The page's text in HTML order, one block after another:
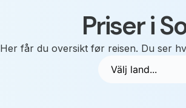
Priser i
Her får du oversikt før reisen. Du ser